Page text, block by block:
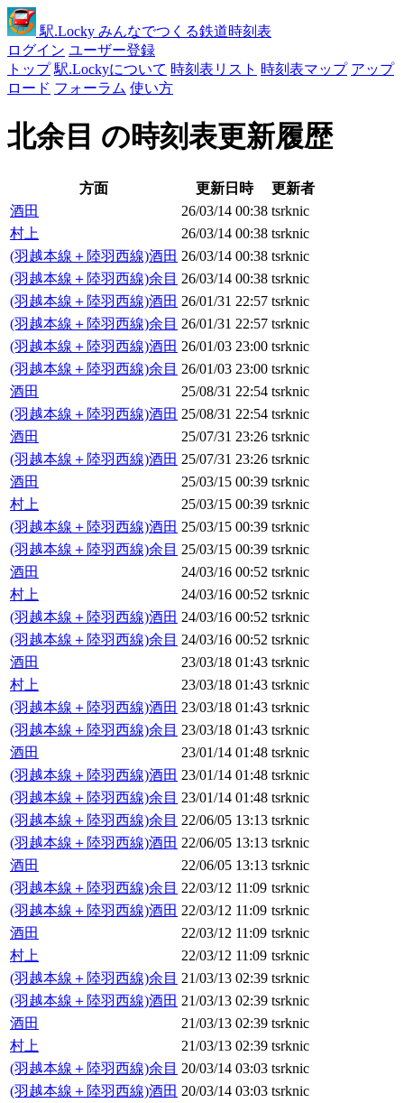
駅.Locky みんなでつくる鉄道時刻表
ログイン ユーザー登録
トップ 駅.Lockyについて 時刻表リスト 時刻表マップ アップ
ロード フォーラム 使い方
北余目 の時刻表更新履歴
方面 更新日時
更新者
酒田
26/03/14 00:38 tsrknic
村上
26/03/14 00:38 tsrknic
(羽越本線＋陸羽西線)酒田 26/03/14 00:38 tsrknic
(羽越本線＋陸羽西線)余目 26/03/14 00:38 tsrknic
(羽越本線＋陸羽西線)酒田 26/01/31 22:57 tsrknic
(羽越本線＋陸羽西線)余目 26/01/31 22:57 tsrknic
(羽越本線＋陸羽西線)酒田 26/01/03 23:00 tsrknic
(羽越本線＋陸羽西線)余目 26/01/03 23:00 tsrknic
酒田
25/08/31 22:54 tsrknic
(羽越本線＋陸羽西線)酒田 25/08/31 22:54 tsrknic
酒田
25/07/31 23:26 tsrknic
(羽越本線＋陸羽西線)酒田 25/07/31 23:26 tsrknic
酒田
25/03/15 00:39 tsrknic
村上
25/03/15 00:39 tsrknic
(羽越本線＋陸羽西線)酒田 25/03/15 00:39 tsrknic
(羽越本線＋陸羽西線)余目 25/03/15 00:39 tsrknic
酒田
24/03/16 00:52 tsrknic
村上
24/03/16 00:52 tsrknic
(羽越本線＋陸羽西線)酒田 24/03/16 00:52 tsrknic
(羽越本線＋陸羽西線)余目 24/03/16 00:52 tsrknic
酒田
23/03/18 01:43 tsrknic
村上
23/03/18 01:43 tsrknic
(羽越本線＋陸羽西線)酒田 23/03/18 01:43 tsrknic
(羽越本線＋陸羽西線)余目 23/03/18 01:43 tsrknic
酒田
23/01/14 01:48 tsrknic
(羽越本線＋陸羽西線)酒田 23/01/14 01:48 tsrknic
(羽越本線＋陸羽西線)余目 23/01/14 01:48 tsrknic
(羽越本線＋陸羽西線)余目 22/06/05 13:13 tsrknic
(羽越本線＋陸羽西線)酒田 22/06/05 13:13 tsrknic
酒田
22/06/05 13:13 tsrknic
(羽越本線＋陸羽西線)余目 22/03/12 11:09 tsrknic
(羽越本線＋陸羽西線)酒田 22/03/12 11:09 tsrknic
酒田
22/03/12 11:09 tsrknic
村上
22/03/12 11:09 tsrknic
(羽越本線＋陸羽西線)余目 21/03/13 02:39 tsrknic
(羽越本線＋陸羽西線)酒田 21/03/13 02:39 tsrknic
酒田
21/03/13 02:39 tsrknic
村上
21/03/13 02:39 tsrknic
(羽越本線＋陸羽西線)余目 20/03/14 03:03 tsrknic
(羽越本線＋陸羽西線)酒田 20/03/14 03:03 tsrknic